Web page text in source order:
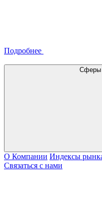
Подробнее
Сферы
О Компании Индексы
Связаться с нами